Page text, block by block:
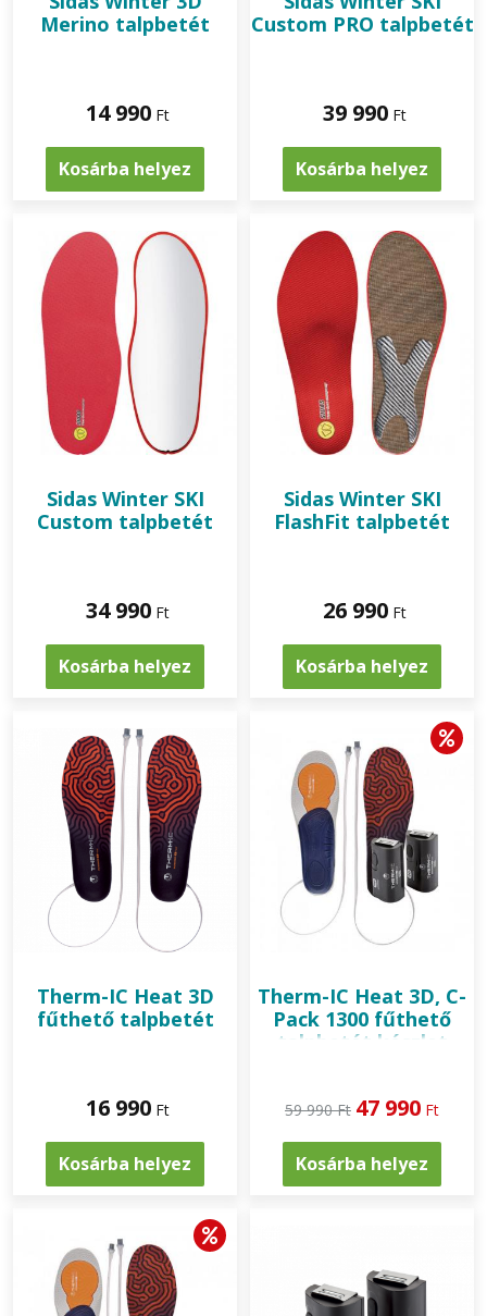
Merino talpbetét
14 990 Ft
Kosárba helyez
Custom PRO talpbetét
39 990 Ft
Kosárba helyez
Sidas Winter SKI
Custom talpbetét
34 990 Ft
Kosárba helyez
Sidas Winter SKI
FlashFit talpbetét
26 990 Ft
Kosárba helyez
Therm-IC Heat 3D
fűthető talpbetét
16 990 Ft
Kosárba helyez
Therm-IC Heat 3D, C-
Pack 1300 fűthető
talpbetét készlet
59 990 Ft 47 990 Ft
Kosárba helyez